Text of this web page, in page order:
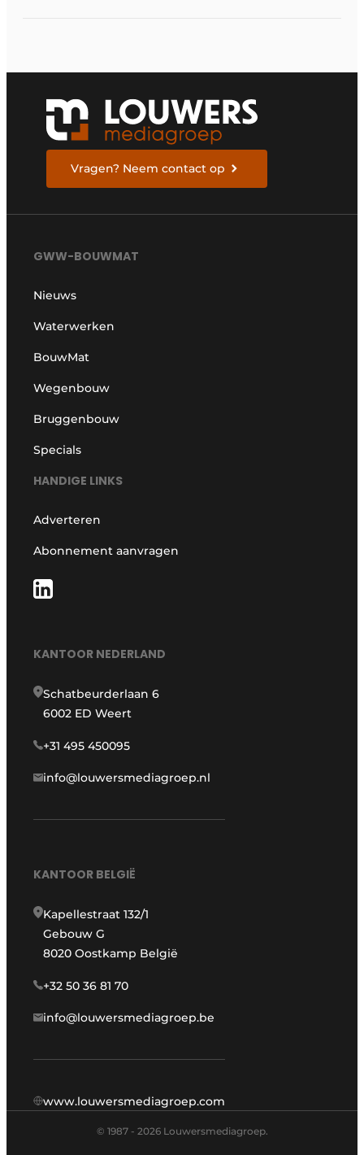
Vragen? Neem contact op
GWW-BOUWMAT
Nieuws
Waterwerken
BouwMat
Wegenbouw
Bruggenbouw
Specials
HANDIGE LINKS
Adverteren
Abonnement aanvragen
KANTOOR NEDERLAND
Schatbeurderlaan 6
6002 ED Weert
+31 495 450095
info@louwersmediagroep.nl
KANTOOR BELGIË
Kapellestraat 132/1
Gebouw G
8020 Oostkamp België
+32 50 36 81 70
info@louwersmediagroep.be
www.louwersmediagroep.com
© 1987 - 2026 Louwersmediagroep.